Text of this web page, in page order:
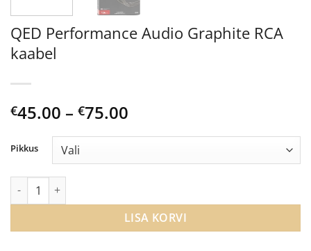
QED Performance Audio Graphite RCA
kaabel
€45.00 – €75.00
€45.00
through
Pikkus
QED Performance Audio Graphite RCA kaabel kogus
LISA KORVI